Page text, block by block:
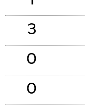
3
0
0